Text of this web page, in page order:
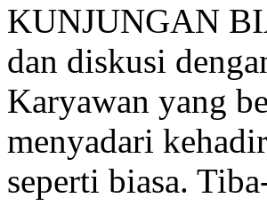
KUNJUNGAN
dan diskusi
Karyawan yang
menyadari
seperti biasa.